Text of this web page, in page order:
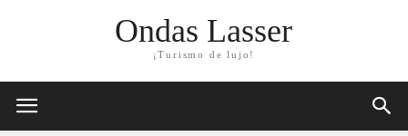
Ondas Lasser
¡Turismo de lujo!